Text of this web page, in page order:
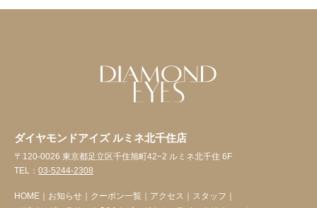
ダイヤモンドアイズ ルミネ北千住店
〒120-0026 東京都足立区千住旭町42−2 ルミネ北千住 6F
TEL： 03-5244-2308
HOME ｜ お知らせ ｜ クーポン一覧 ｜ アクセス ｜ スタッフ ｜